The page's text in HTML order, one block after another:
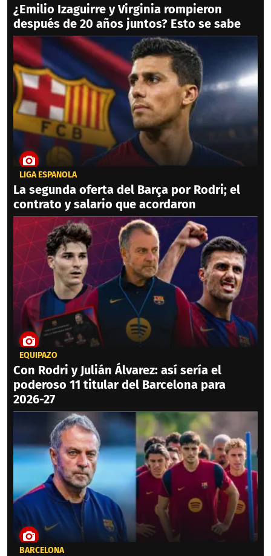
¿Emilio Izaguirre y Virginia rompieron
después de 20 años juntos? Esto se sabe
LIGA ESPAÑOLA
La segunda oferta del Barça por Rodri; el
contrato y salario que acordaron
EQUIPAZO
Con Rodri y Julián Álvarez: así sería el
poderoso 11 titular del Barcelona para
2026-27
BARCELONA